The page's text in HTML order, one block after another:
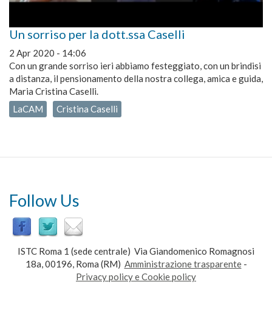
Un sorriso per la dott.ssa Caselli
2 Apr 2020 - 14:06
Con un grande sorriso ieri abbiamo festeggiato, con un brindisi
a distanza, il pensionamento della nostra collega, amica e guida,
Maria Cristina Caselli.
LaCAM
Cristina Caselli
Follow Us
ISTC Roma 1 (sede centrale) Via Giandomenico Romagnosi
18a, 00196, Roma (RM) Amministrazione trasparente-
Privacy policy e Cookie policy